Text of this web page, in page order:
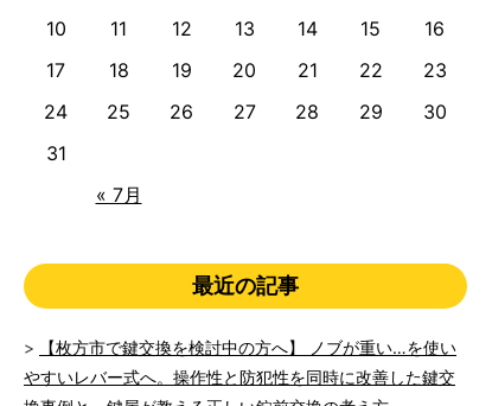
« 7月
10
11 12 13 14 15
16
17
18 19 20 21 22
23
24
25 26 27 28 29
30
31
最近の記事
【枚方市で鍵交換を検討中の方へ】 ノブが重い…を使い
やすいレバー式へ。操作性と防犯性を同時に改善した鍵交